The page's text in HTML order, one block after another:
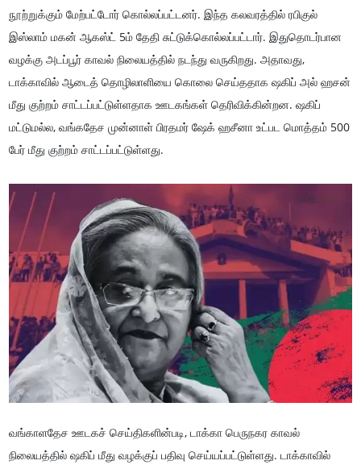
நூற்றுக்கும் மேற்பட்டோர் கொல்லப்பட்டனர். இந்த கலவரத்தில் ரபிகுல்
இஸ்லாம் மகன் ஆகஸ்ட் 5ம் தேதி சுட்டுக்கொல்லப்பட்டார். இதுதொடர்பான
வழக்கு அடப்பூர் காவல் நிலையத்தில் நடந்து வருகிறது. அதாவது,
டாக்காவில் ஆடைத் தொழிலாளியை கொலை செய்ததாக ஷகிப் அல் ஹசன்
மீது குற்றம் சாட்டப்பட்டுள்ளதாக ஊடகங்கள் தெரிவிக்கின்றன. ஷகிப்
மட்டுமல்ல, வங்கதேச முன்னாள் பிரதமர் ஷேக் ஹசீனா உட்பட மொத்தம் 500
பேர் மீது குற்றம் சாட்டப்பட்டுள்ளது.
வங்காளதேச ஊடகச் செய்திகளின்படி, டாக்கா பெருநகர காவல்
நிலையத்தில் ஷகிப் மீது வழக்குப் பதிவு செய்யப்பட்டுள்ளது. டாக்காவில்